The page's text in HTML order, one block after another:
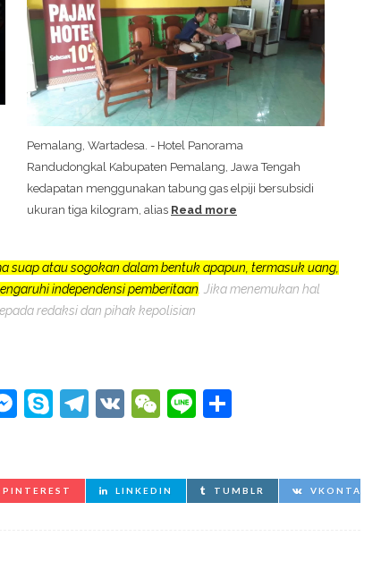
Pemalang, Wartadesa. - Hotel Panorama
Randudongkal Kabupaten Pemalang, Jawa Tengah
kedapatan menggunakan tabung gas elpiji bersubsidi
ukuran tiga kilogram, alias Read more
suap atau sogokan dalam bentuk apapun, termasuk uang,
independensi pemberitaan. Jika menemukan hal
redaksi dan pihak kepolisian
Messenger
Skype
Telegram
VK WeChat
Line
PINTEREST LINKEDIN TUMBLR VKONTAKTE